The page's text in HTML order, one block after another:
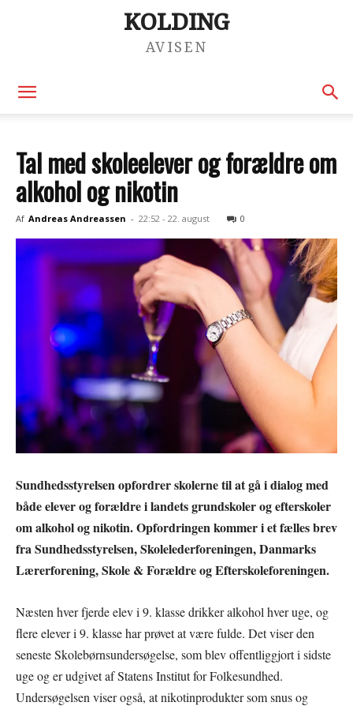
KOLDING
AVISEN
Tal med skoleelever og forældre om
alkohol og nikotin
Af Andreas Andreassen - 22:52 - 22. august 0
Sundhedsstyrelsen opfordrer skolerne til at gå i dialog med
både elever og forældre i landets grundskoler og efterskoler
om alkohol og nikotin. Opfordringen kommer i et fælles brev
fra Sundhedsstyrelsen, Skolelederforeningen, Danmarks
Lærerforening, Skole & Forældre og Efterskoleforeningen.
Næsten hver fjerde elev i 9. klasse drikker alkohol hver uge, og
flere elever i 9. klasse har prøvet at være fulde. Det viser den
seneste Skolebørnsundersøgelse, som blev offentliggjort i sidste
uge og er udgivet af Statens Institut for Folkesundhed.
Undersøgelsen viser også, at nikotinprodukter som snus og